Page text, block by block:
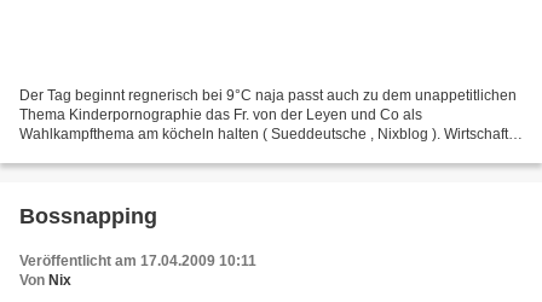
Der Tag beginnt regnerisch bei 9°C naja passt auch zu dem unappetitlichen
Thema Kinderpornographie das Fr. von der Leyen und Co als
Wahlkampfthema am köcheln halten ( Sueddeutsche , Nixblog ). Wirtschaft: -
Bossnapping
Veröffentlicht am 17.04.2009 10:11
Von Nix